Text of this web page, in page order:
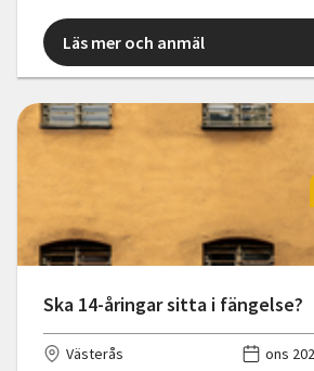
Läs mer och anmäl
Ska 14-åringar sitta i fängelse?
Västerås
ons